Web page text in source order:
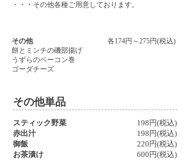
・・・その他各種ご用意しております。
その他
餅とミンチの磯部揚げ
うずらのベーコン巻
ゴーダチーズ
各174円～275円(税込)
その他単品
スティック野菜
赤出汁
御飯
お茶漬け
198円(税込)
198円(税込)
220円(税込)
600円(税込)